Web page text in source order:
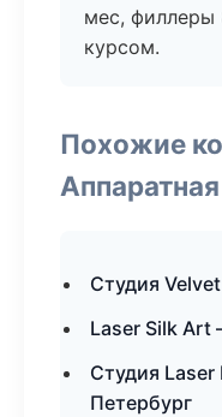
мес,
курсом.
Похожие
Студия
Laser Silk
Студия
Петербург